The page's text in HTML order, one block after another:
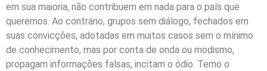
em sua maioria, não contribuem em nada para o país que
queremos. Ao contrário, grupos sem diálogo, fechados em
suas convicções, adotadas em muitos casos sem o mínimo
de conhecimento, mas por conta de onda ou modismo,
propagam informações falsas, incitam o ódio. Temo o